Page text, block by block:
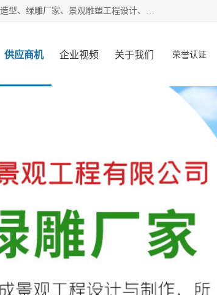
宿迁净澜天景观工程有限公司经营范围包括草雕、植物雕塑、景区绿雕、国庆绿雕、绿雕造型、绿雕厂家、景观雕塑工程设计、施工;绿化工程设计、施工、养护;绿化苗木、盆景种植、销售;是一家大型立体花坛草雕绿雕、五色草造型绿雕，仿真植物绿雕、稻草人工艺品、不锈钢雕塑等策划制作厂家，提供绿雕设计，制作,加工，及安装一站式服务。
供应商机 企业视频 关于我们 荣誉认证